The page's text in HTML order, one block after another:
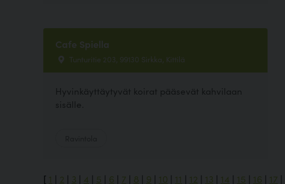
Cafe Spiella
Tunturitie 203, 99130 Sirkka, Kittilä
Hyvinkäyttäytyvät koirat pääsevät kahvilaan
sisälle.
[ 1 2 3 4 5 6 7 8 9 10 11 12 13 14 15 16 17